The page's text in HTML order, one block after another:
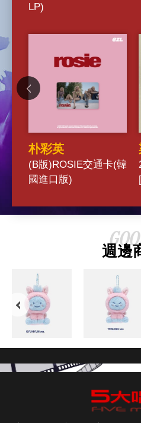
LP)
朴彩英
(B版)ROSIE交通卡(韓
國進口版)
週邊